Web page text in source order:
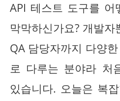
API 테스트 도구를 어
막막하신가요? 개발
QA 담당자까지 다양
로 다루는 분야라 처
있습니다. 오늘은 복